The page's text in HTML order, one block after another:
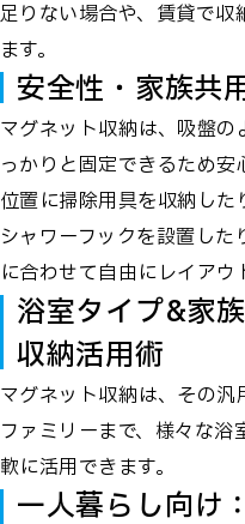
足りない場合や、賃貸で収
ます。
安全性・家族共
マグネット収納は、吸盤
っかりと固定できるため
位置に掃除用具を収納し
シャワーフックを設置し
に合わせて自由にレイアウ
浴室タイプ&家
収納活用術
マグネット収納は、その
ファミリーまで、様々な
軟に活用できます。
一人暮らし向け